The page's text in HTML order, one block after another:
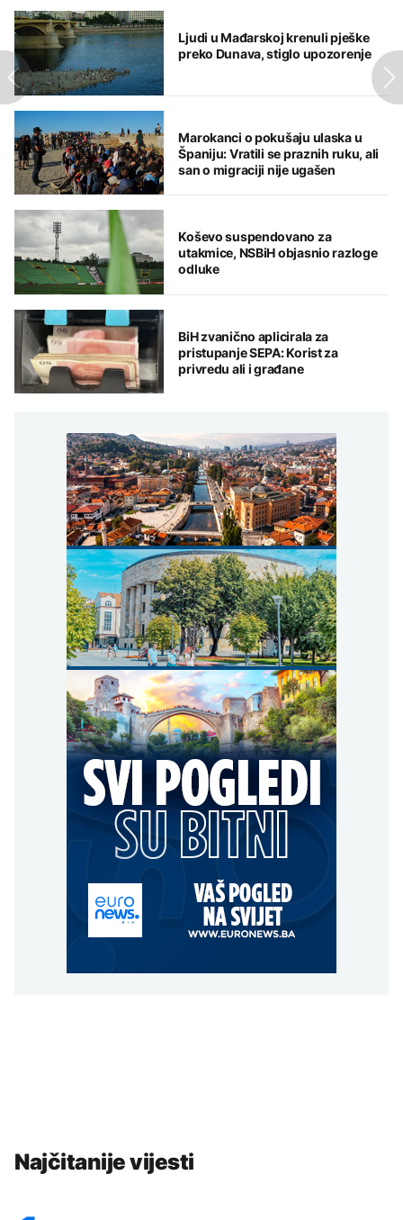
Ljudi u Mađarskoj krenuli pješke
preko Dunava, stiglo upozorenje
Marokanci o pokušaju ulaska u
Španiju: Vratili se praznih ruku, ali
san o migraciji nije ugašen
Koševo suspendovano za
utakmice, NSBiH objasnio razloge
odluke
BiH zvanično aplicirala za
pristupanje SEPA: Korist za
privredu ali i građane
Najčitanije vijesti